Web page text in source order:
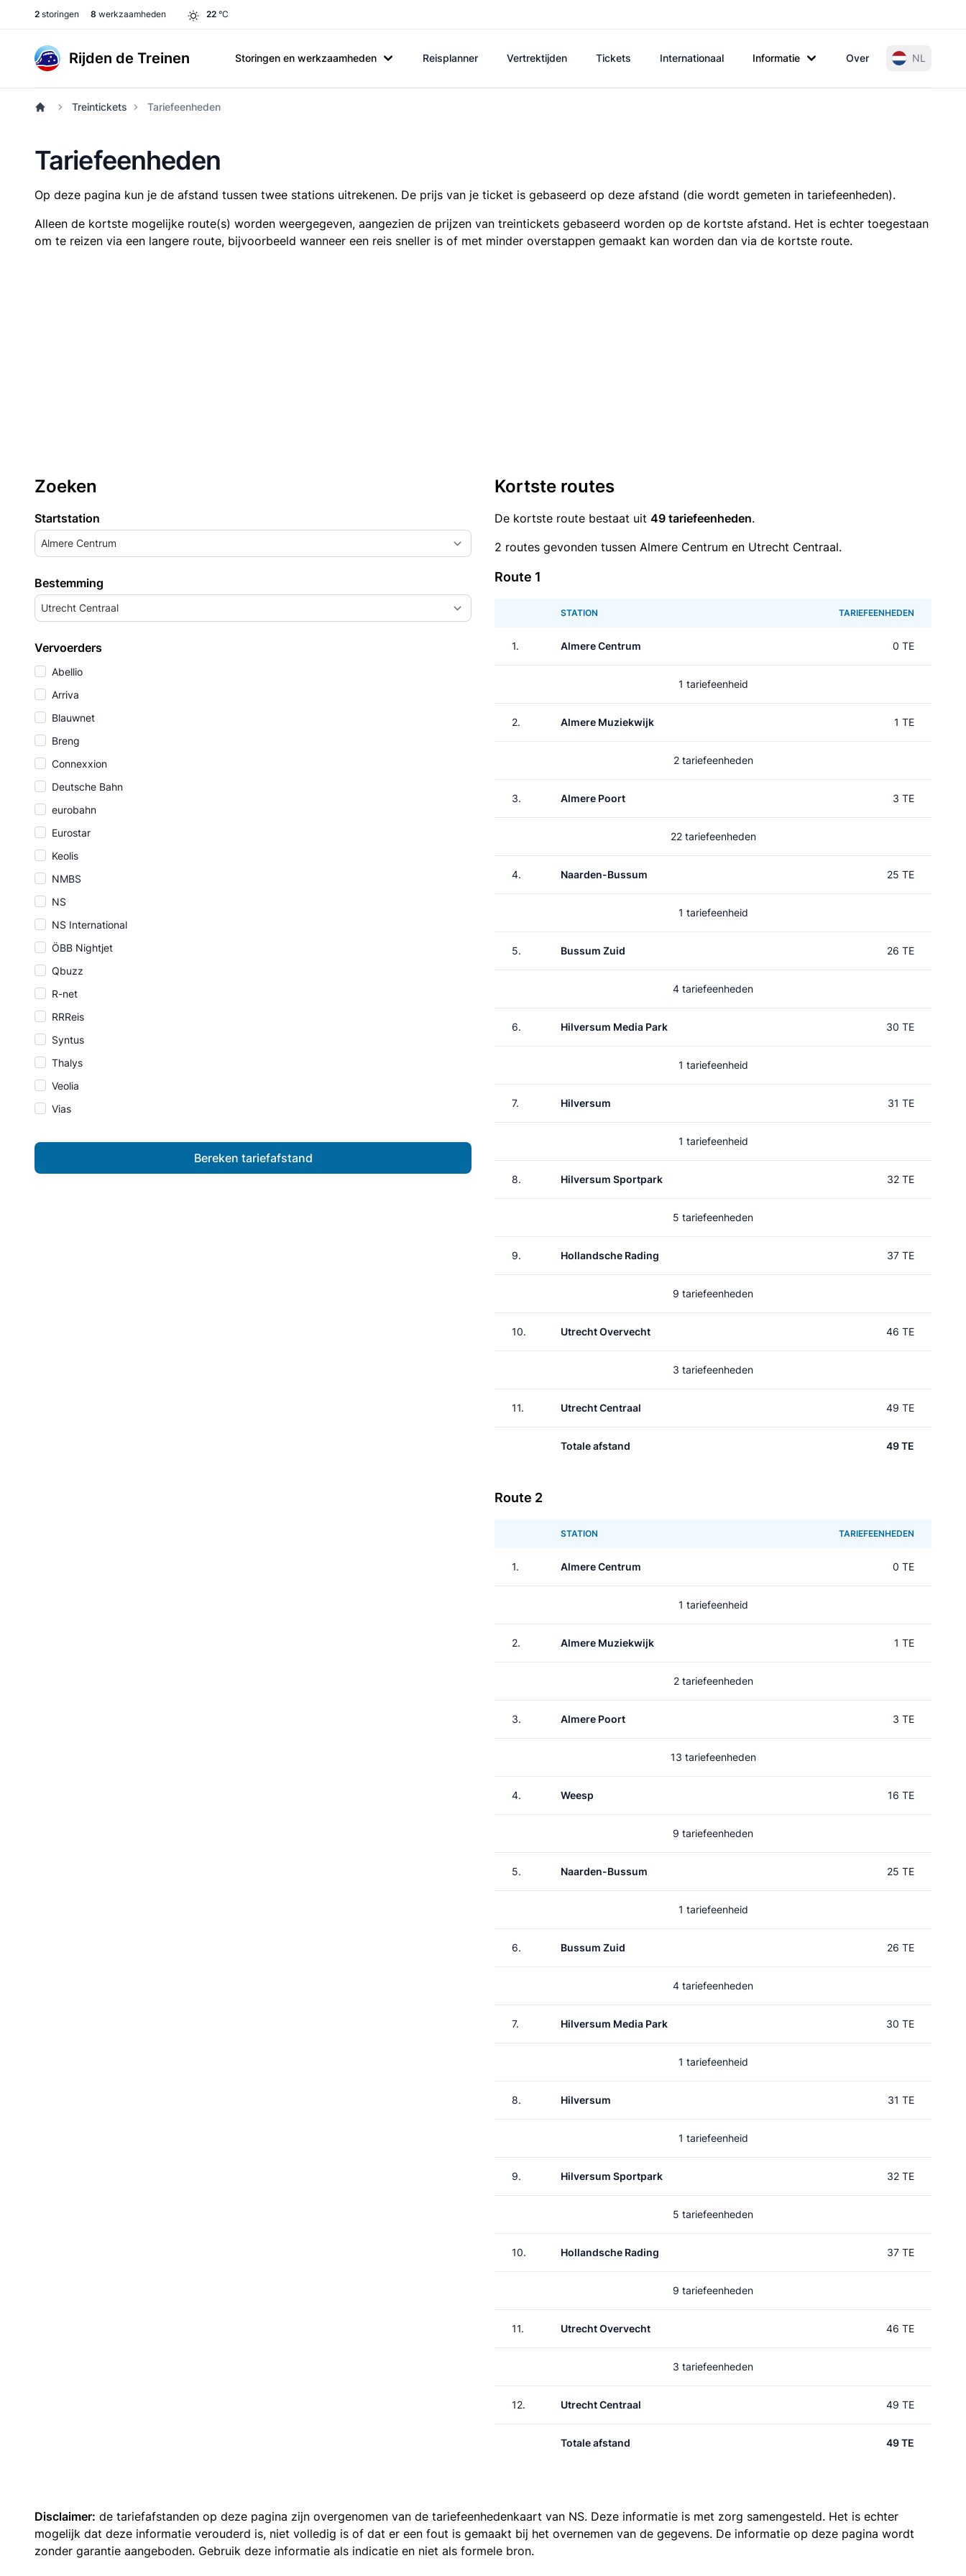
2 storingen 8 werkzaamheden 22 °C
Rijden de Treinen Storingen en werkzaamheden Reisplanner Vertrektijden Tickets Internationaal Informatie Over NL
Treintickets Tariefeenheden
Tariefeenheden
Op deze pagina kun je de afstand tussen twee stations uitrekenen. De prijs van je ticket is gebaseerd op deze afstand (die wordt gemeten in tariefeenheden).
Alleen de kortste mogelijke route(s) worden weergegeven, aangezien de prijzen van treintickets gebaseerd worden op de kortste afstand. Het is echter toegestaan
om te reizen via een langere route, bijvoorbeeld wanneer een reis sneller is of met minder overstappen gemaakt kan worden dan via de kortste route.
Zoeken
Startstation
Almere Centrum
Bestemming
Utrecht Centraal
Vervoerders
Abellio
Arriva
Blauwnet
Breng
Connexxion
Deutsche Bahn
eurobahn
Eurostar
Keolis
NMBS
NS
NS International
ÖBB Nightjet
Qbuzz
R-net
RRReis
Syntus
Thalys
Veolia
Vias
Bereken tariefafstand
Kortste routes
De kortste route bestaat uit 49 tariefeenheden.
2 routes gevonden tussen Almere Centrum en Utrecht Centraal.
Route 1
STATION TARIEFEENHEDEN
1. Almere Centrum 0 TE
1 tariefeenheid
2. Almere Muziekwijk 1 TE
2 tariefeenheden
3. Almere Poort 3 TE
22 tariefeenheden
4. Naarden-Bussum 25 TE
1 tariefeenheid
5. Bussum Zuid 26 TE
4 tariefeenheden
6. Hilversum Media Park 30 TE
1 tariefeenheid
7. Hilversum 31 TE
1 tariefeenheid
8. Hilversum Sportpark 32 TE
5 tariefeenheden
9. Hollandsche Rading 37 TE
9 tariefeenheden
10. Utrecht Overvecht 46 TE
3 tariefeenheden
11. Utrecht Centraal 49 TE
Totale afstand 49 TE
Route 2
STATION TARIEFEENHEDEN
1. Almere Centrum 0 TE
1 tariefeenheid
2. Almere Muziekwijk 1 TE
2 tariefeenheden
3. Almere Poort 3 TE
13 tariefeenheden
4. Weesp 16 TE
9 tariefeenheden
5. Naarden-Bussum 25 TE
1 tariefeenheid
6. Bussum Zuid 26 TE
4 tariefeenheden
7. Hilversum Media Park 30 TE
1 tariefeenheid
8. Hilversum 31 TE
1 tariefeenheid
9. Hilversum Sportpark 32 TE
5 tariefeenheden
10. Hollandsche Rading 37 TE
9 tariefeenheden
11. Utrecht Overvecht 46 TE
3 tariefeenheden
12. Utrecht Centraal 49 TE
Totale afstand 49 TE
Disclaimer: de tariefafstanden op deze pagina zijn overgenomen van de tariefeenhedenkaart van NS. Deze informatie is met zorg samengesteld. Het is echter
mogelijk dat deze informatie verouderd is, niet volledig is of dat er een fout is gemaakt bij het overnemen van de gegevens. De informatie op deze pagina wordt
zonder garantie aangeboden. Gebruik deze informatie als indicatie en niet als formele bron.